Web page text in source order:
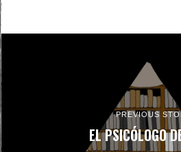
PREVIOUS
EL PSICÓLOGO